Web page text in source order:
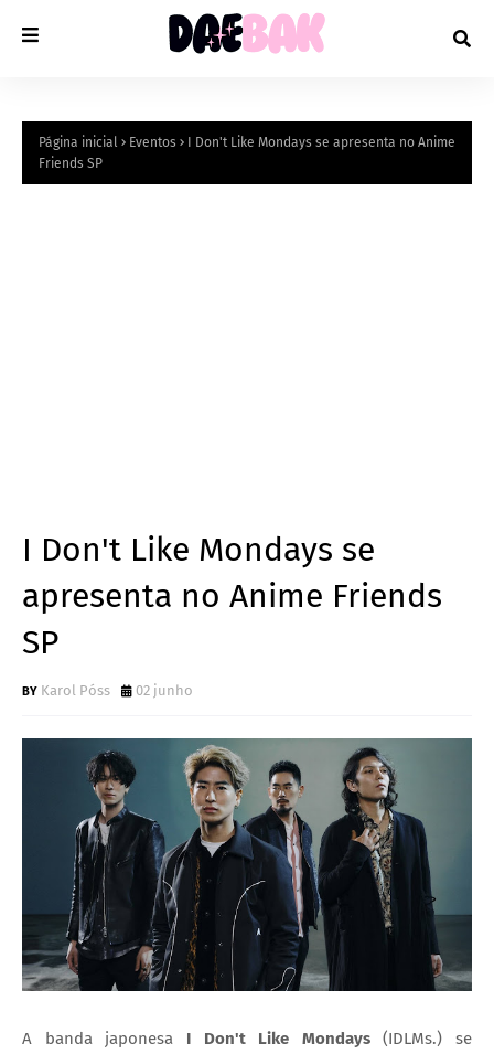
Página inicial Eventos
I Don't Like Mondays se apresenta no Anime
Friends SP
I Don't Like Mondays se
apresenta no Anime Friends
SP
Karol Póss 02 junho
A banda japonesa I Don't Like Mondays(IDLMs.) se